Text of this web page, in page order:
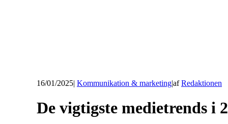
16/01/2025| Kommunikation & marketing|afRedaktionen
De vigtigste medietrends i